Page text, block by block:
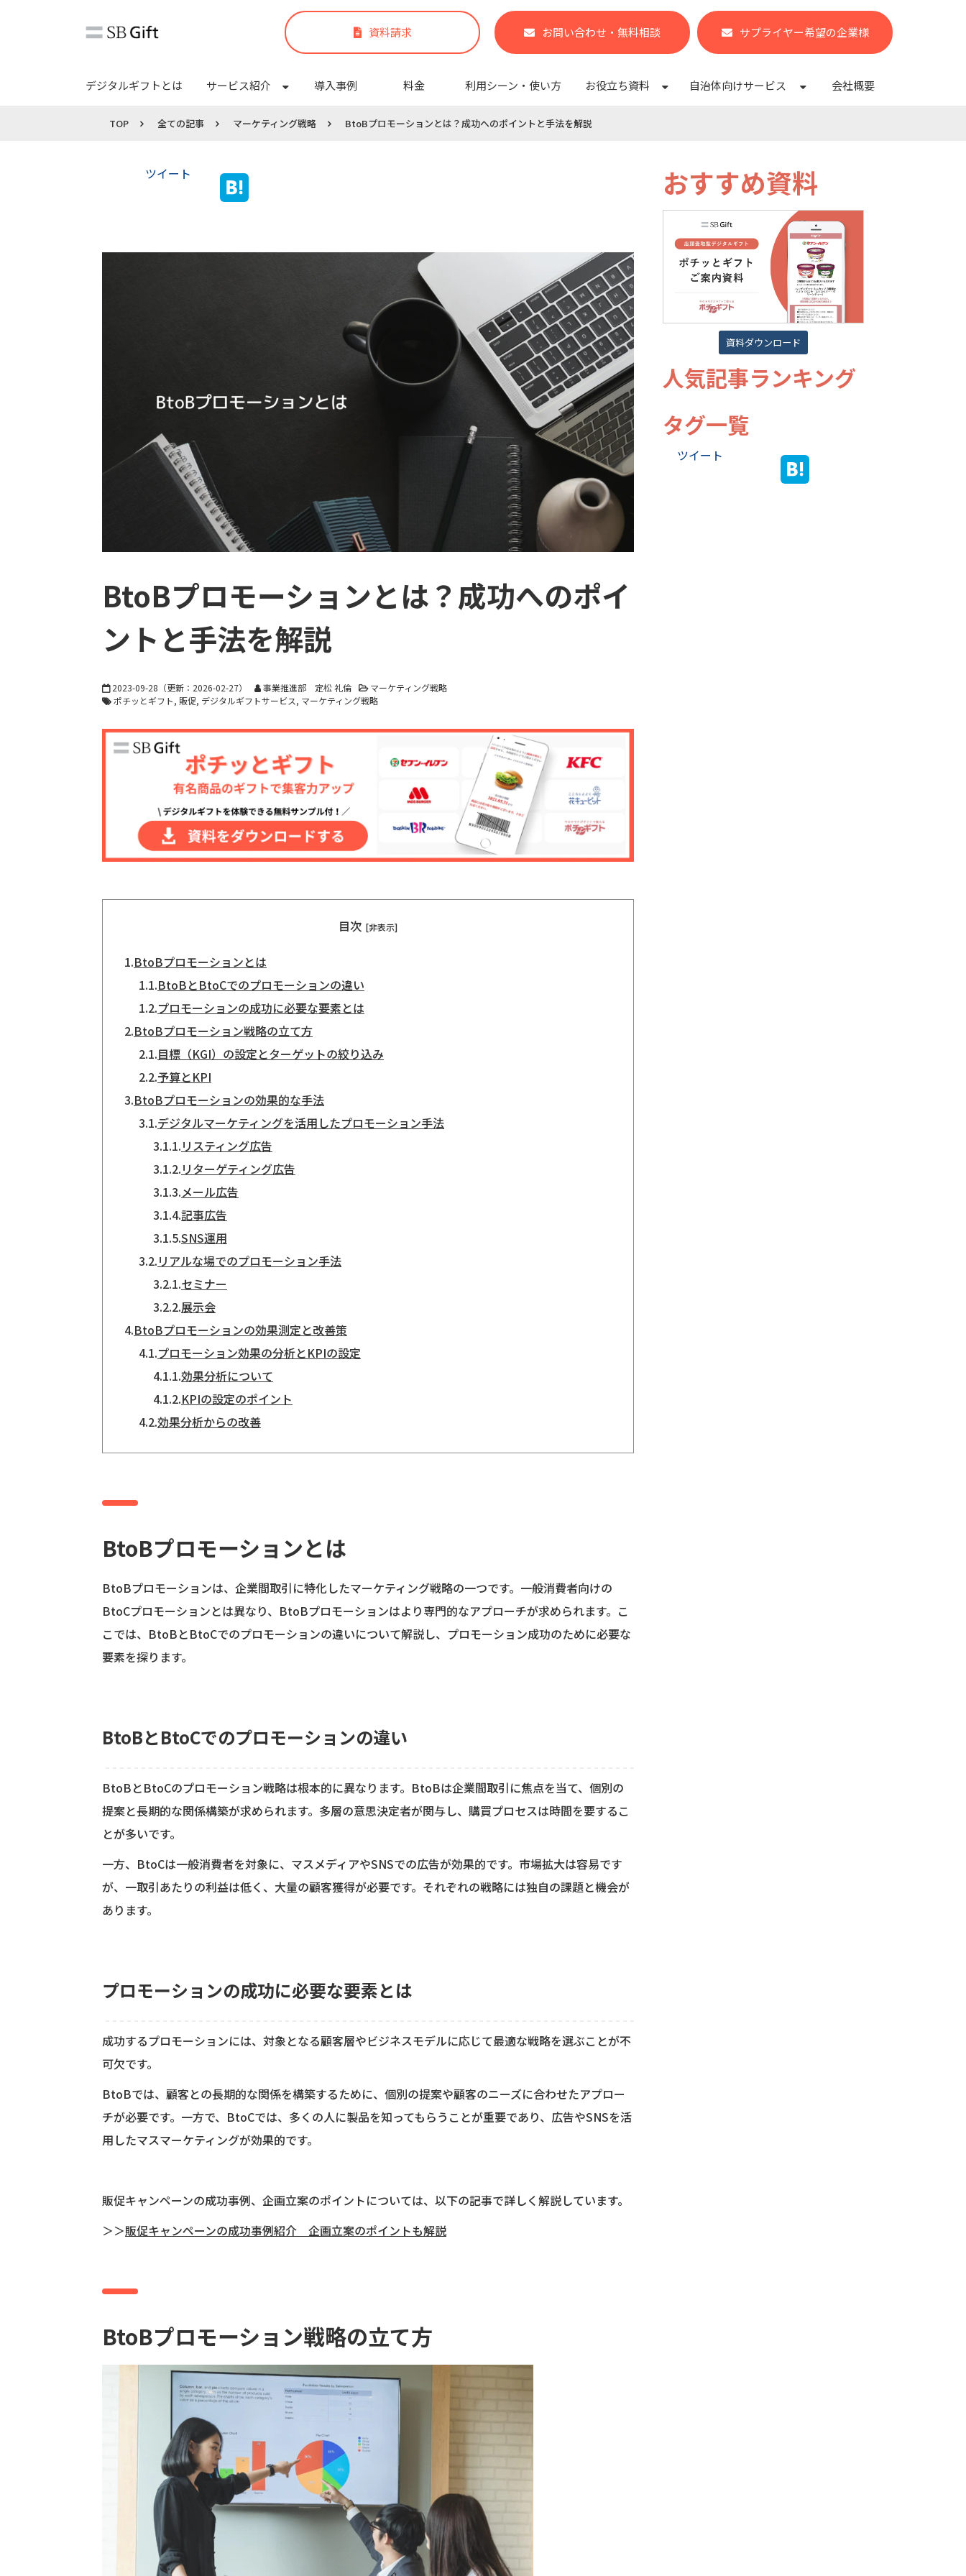
資料請求 お問い合わせ・無料相談 サプライヤー希望の企業様
デジタルギフトとは サービス紹介 導入事例 料金 利用シーン・使い方 お役立ち資料 自治体向けサービス 会社概要
TOP 全ての記事 マーケティング戦略 BtoBプロモーションとは？成功へのポイントと手法を解説
ツイート
BtoBプロモーションとは？成功へのポイ
ントと手法を解説
2023-09-28 （更新： 2026-02-27） 事業推進部 定松 礼倫
マーケティング戦略
ポチッとギフト 販促 デジタルギフトサービス マーケティング戦略
目次 [非表示]
1.BtoBプロモーションとは
1.1.BtoBとBtoCでのプロモーションの違い
1.2.プロモーションの成功に必要な要素とは
2.BtoBプロモーション戦略の立て方
2.1.目標（KGI）の設定とターゲットの絞り込み
2.2.予算とKPI
3.BtoBプロモーションの効果的な手法
3.1.デジタルマーケティングを活用したプロモーション手法
3.1.1.リスティング広告
3.1.2.リターゲティング広告
3.1.3.メール広告
3.1.4.記事広告
3.1.5.SNS運用
3.2.リアルな場でのプロモーション手法
3.2.1.セミナー
3.2.2.展示会
4.BtoBプロモーションの効果測定と改善策
4.1.プロモーション効果の分析とKPIの設定
4.1.1.効果分析について
4.1.2.KPIの設定のポイント
4.2.効果分析からの改善
BtoBプロモーションとは
BtoBプロモーションは、企業間取引に特化したマーケティング戦略の一つです。一般消費者向けの
BtoCプロモーションとは異なり、BtoBプロモーションはより専門的なアプローチが求められます。こ
こでは、BtoBとBtoCでのプロモーションの違いについて解説し、プロモーション成功のために必要な
要素を探ります。
BtoBとBtoCでのプロモーションの違い
BtoBとBtoCのプロモーション戦略は根本的に異なります。BtoBは企業間取引に焦点を当て、個別の
提案と長期的な関係構築が求められます。多層の意思決定者が関与し、購買プロセスは時間を要するこ
とが多いです。
一方、BtoCは一般消費者を対象に、マスメディアやSNSでの広告が効果的です。市場拡大は容易です
が、一取引あたりの利益は低く、大量の顧客獲得が必要です。それぞれの戦略には独自の課題と機会が
あります。
プロモーションの成功に必要な要素とは
成功するプロモーションには、対象となる顧客層やビジネスモデルに応じて最適な戦略を選ぶことが不
可欠です。
BtoBでは、顧客との長期的な関係を構築するために、個別の提案や顧客のニーズに合わせたアプロー
チが必要です。一方で、BtoCでは、多くの人に製品を知ってもらうことが重要であり、広告やSNSを活
用したマスマーケティングが効果的です。
販促キャンペーンの成功事例、企画立案のポイントについては、以下の記事で詳しく解説しています。
＞＞販促キャンペーンの成功事例紹介 企画立案のポイントも解説
BtoBプロモーション戦略の立て方
おすすめ資料
資料ダウンロード
人気記事ランキング
タグ一覧
ツイート